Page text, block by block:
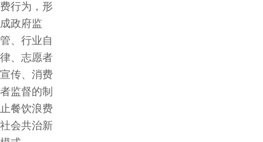
费行为，形
成政府监
管、行业自
律、志愿者
宣传、消费
者监督的制
止餐饮浪费
社会共治新